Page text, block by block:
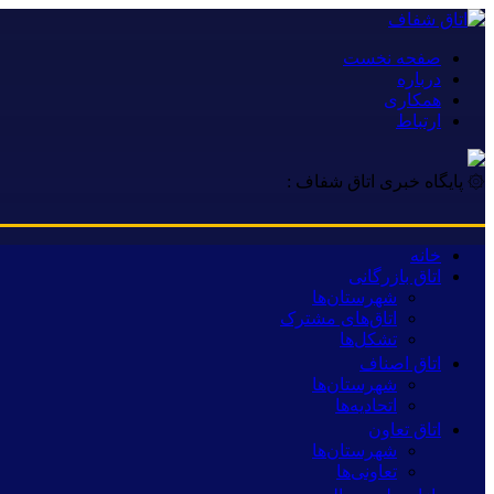
صفحه نخست
درباره
همکاری
ارتباط
۞ پایگاه خبری اتاق شفاف :
خانه
اتاق بازرگانی
شهرستان‌ها
اتاق‌های مشترک
تشکل‌ها
اتاق اصناف
شهرستان‌ها
اتحادیه‌ها
اتاق تعاون
شهرستان‌ها
تعاونی‌ها